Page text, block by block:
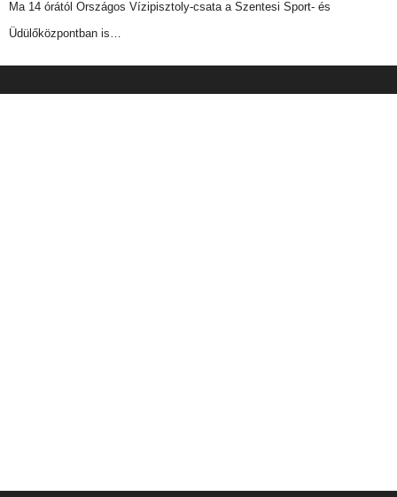
Ma 14 órától Országos Vízipisztoly-csata a Szentesi Sport- és
Üdülőközpontban is…